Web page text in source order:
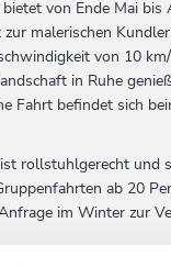
bietet von Ende Mai bis
malerischen
von 10
in Ruhe
Fahrt befindet sich
rollstuhlgerecht und
ab 20
im Winter zur